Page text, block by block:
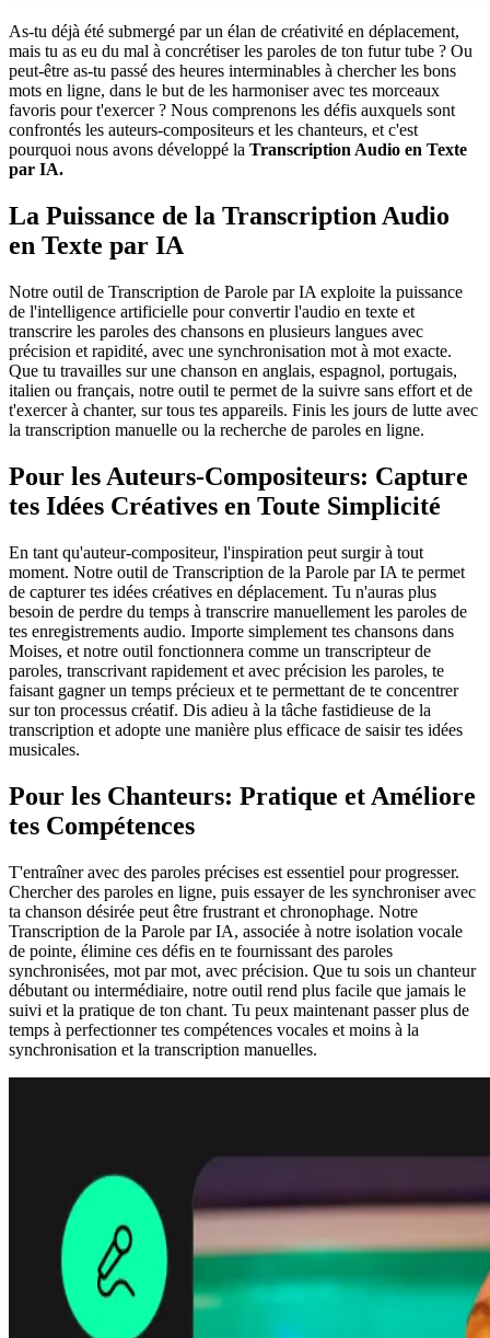
As-tu déjà été submergé par un élan de créativité en déplacement,
mais tu as eu du mal à concrétiser les paroles de ton futur tube ? Ou
peut-être as-tu passé des heures interminables à chercher les bons
mots en ligne, dans le but de les harmoniser avec tes morceaux
favoris pour t'exercer ? Nous comprenons les défis auxquels sont
confrontés les auteurs-compositeurs et les chanteurs, et c'est
pourquoi nous avons développé la Transcription Audio en Texte
par IA.
La Puissance de la Transcription Audio
en Texte par IA
Notre outil de Transcription de Parole par IA exploite la puissance
de l'intelligence artificielle pour convertir l'audio en texte et
transcrire les paroles des chansons en plusieurs langues avec
précision et rapidité, avec une synchronisation mot à mot exacte.
Que tu travailles sur une chanson en anglais, espagnol, portugais,
italien ou français, notre outil te permet de la suivre sans effort et de
t'exercer à chanter, sur tous tes appareils. Finis les jours de lutte avec
la transcription manuelle ou la recherche de paroles en ligne.
Pour les Auteurs-Compositeurs: Capture
tes Idées Créatives en Toute Simplicité
En tant qu'auteur-compositeur, l'inspiration peut surgir à tout
moment. Notre outil de Transcription de la Parole par IA te permet
de capturer tes idées créatives en déplacement. Tu n'auras plus
besoin de perdre du temps à transcrire manuellement les paroles de
tes enregistrements audio. Importe simplement tes chansons dans
Moises, et notre outil fonctionnera comme un transcripteur de
paroles, transcrivant rapidement et avec précision les paroles, te
faisant gagner un temps précieux et te permettant de te concentrer
sur ton processus créatif. Dis adieu à la tâche fastidieuse de la
transcription et adopte une manière plus efficace de saisir tes idées
musicales.
Pour les Chanteurs: Pratique et Améliore
tes Compétences
T'entraîner avec des paroles précises est essentiel pour progresser.
Chercher des paroles en ligne, puis essayer de les synchroniser avec
ta chanson désirée peut être frustrant et chronophage. Notre
Transcription de la Parole par IA, associée à notre isolation vocale
de pointe, élimine ces défis en te fournissant des paroles
synchronisées, mot par mot, avec précision. Que tu sois un chanteur
débutant ou intermédiaire, notre outil rend plus facile que jamais le
suivi et la pratique de ton chant. Tu peux maintenant passer plus de
temps à perfectionner tes compétences vocales et moins à la
synchronisation et la transcription manuelles.